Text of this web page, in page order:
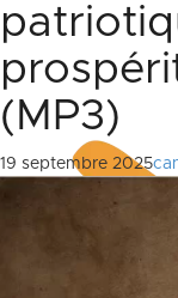
(MP3)
19 septembre 2025